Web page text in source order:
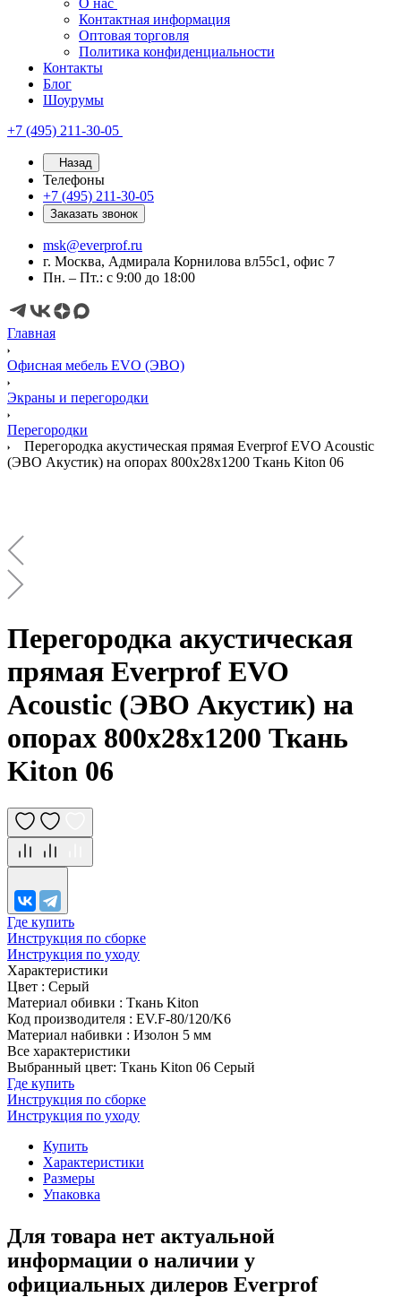
О нас
Контактная информация
Оптовая торговля
Политика конфиденциальности
Контакты
Блог
Шоурумы
+7 (495) 211-30-05
Назад
Телефоны
+7 (495) 211-30-05
Заказать звонок
msk@everprof.ru
г. Москва, Адмирала Корнилова вл55с1, офис 7
Пн. – Пт.: с 9:00 до 18:00
Главная
Офисная мебель EVO (ЭВО)
Экраны и перегородки
Перегородки
Перегородка акустическая прямая Everprof EVO Acoustic
(ЭВО Акустик) на опорах 800х28х1200 Ткань Kiton 06
Перегородка акустическая
прямая Everprof EVO
Acoustic (ЭВО Акустик) на
опорах 800х28х1200 Ткань
Kiton 06
Где купить
Инструкция по сборке
Инструкция по уходу
Характеристики
Цвет : Серый
Материал обивки : Ткань Kiton
Код производителя : EV.F-80/120/K6
Материал набивки : Изолон 5 мм
Все характеристики
Выбранный цвет: Ткань Kiton 06 Серый
Где купить
Инструкция по сборке
Инструкция по уходу
Купить
Характеристики
Размеры
Упаковка
Для товара нет актуальной
информации о наличии у
официальных дилеров Everprof